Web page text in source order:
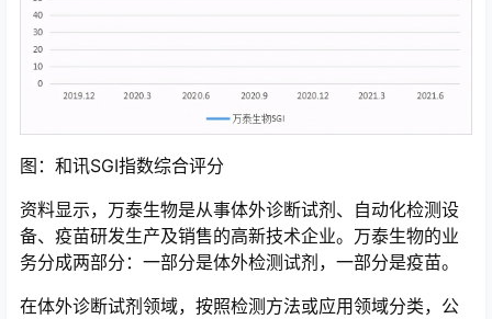
图：和讯SGI指数综合评分
资料显示，万泰生物是从事体外诊断试剂、自动化检测设
备、疫苗研发生产及销售的高新技术企业。万泰生物的业
务分成两部分：一部分是体外检测试剂，一部分是疫苗。
在体外诊断试剂领域，按照检测方法或应用领域分类，公